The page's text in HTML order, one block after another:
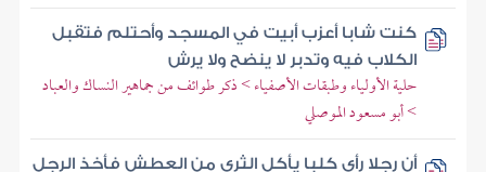
كنت شابا أعزب أبيت في المسجد وأحتلم فتقبل
الكلاب فيه وتدبر لا ينضح ولا يرش
حلية الأولياء وطبقات الأصفياء > ذكر طوائف من جماهير النساك والعباد
> أبو مسعود الموصلي
أن رجلا رأى كلبا يأكل الثرى من العطش فأخذ الرجل